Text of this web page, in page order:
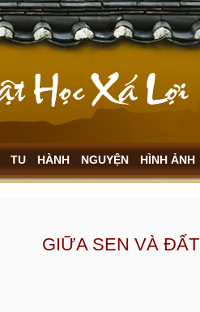
TU HÀNH NGUYỆN HÌNH ẢNH
GIỮA SEN VÀ ĐẤT